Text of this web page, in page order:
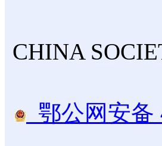
CHINA
鄂公网安备